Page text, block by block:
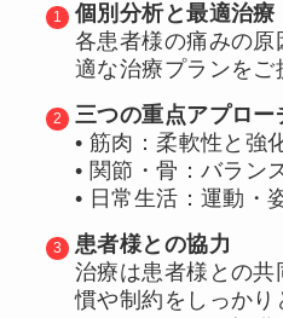
個別分析と最適治療
各患者様の痛みの
適な治療プランをご
三つの重点アプロー
• 筋肉：柔軟性と強
• 関節・骨：バラン
• 日常生活：運動・
患者様との協力
治療は患者様との
慣や制約をしっかり